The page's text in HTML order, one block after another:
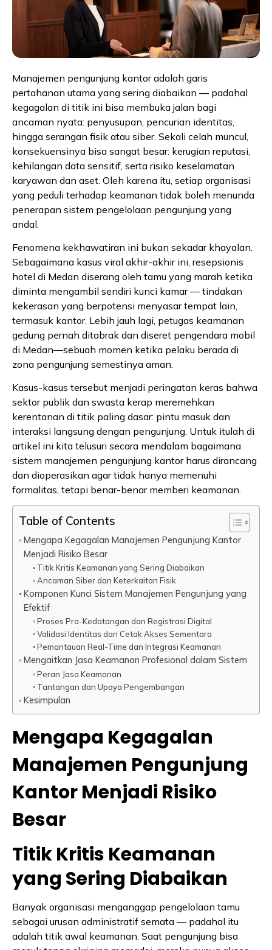
Manajemen pengunjung kantor adalah garis
pertahanan utama yang sering diabaikan — padahal
kegagalan di titik ini bisa membuka jalan bagi
ancaman nyata: penyusupan, pencurian identitas,
hingga serangan fisik atau siber. Sekali celah muncul,
konsekuensinya bisa sangat besar: kerugian reputasi,
kehilangan data sensitif, serta risiko keselamatan
karyawan dan aset. Oleh karena itu, setiap organisasi
yang peduli terhadap keamanan tidak boleh menunda
penerapan sistem pengelolaan pengunjung yang
andal.
Fenomena kekhawatiran ini bukan sekadar khayalan.
Sebagaimana kasus viral akhir-akhir ini, resepsionis
hotel di Medan diserang oleh tamu yang marah ketika
diminta mengambil sendiri kunci kamar — tindakan
kekerasan yang berpotensi menyasar tempat lain,
termasuk kantor. Lebih jauh lagi, petugas keamanan
gedung pernah ditabrak dan diseret pengendara mobil
di Medan—sebuah momen ketika pelaku berada di
zona pengunjung semestinya aman.
Kasus-kasus tersebut menjadi peringatan keras bahwa
sektor publik dan swasta kerap meremehkan
kerentanan di titik paling dasar: pintu masuk dan
interaksi langsung dengan pengunjung. Untuk itulah di
artikel ini kita telusuri secara mendalam bagaimana
sistem manajemen pengunjung kantor harus dirancang
dan dioperasikan agar tidak hanya memenuhi
formalitas, tetapi benar-benar memberi keamanan.
Table of Contents
Mengapa Kegagalan Manajemen Pengunjung Kantor
Menjadi Risiko Besar
Titik Kritis Keamanan yang Sering Diabaikan
Ancaman Siber dan Keterkaitan Fisik
Komponen Kunci Sistem Manajemen Pengunjung yang
Efektif
Proses Pra-Kedatangan dan Registrasi Digital
Validasi Identitas dan Cetak Akses Sementara
Pemantauan Real-Time dan Integrasi Keamanan
Mengaitkan Jasa Keamanan Profesional dalam Sistem
Peran Jasa Keamanan
Tantangan dan Upaya Pengembangan
Kesimpulan
Mengapa Kegagalan
Manajemen Pengunjung
Kantor Menjadi Risiko
Besar
Titik Kritis Keamanan
yang Sering Diabaikan
Banyak organisasi menganggap pengelolaan tamu
sebagai urusan administratif semata — padahal itu
adalah titik awal keamanan. Saat pengunjung bisa